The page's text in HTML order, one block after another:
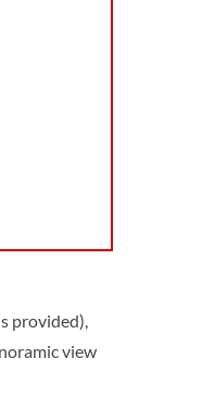
provided),
view